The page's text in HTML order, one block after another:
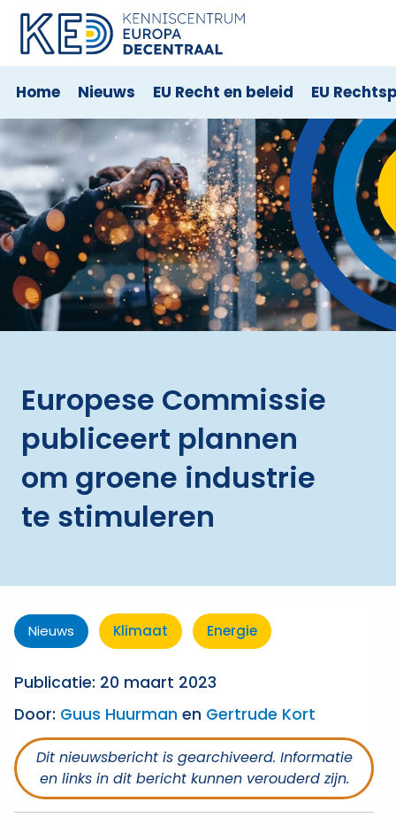
Home Nieuws EU Recht en beleid EU
Europese Commissie
publiceert plannen
om groene industrie
te stimuleren
Nieuws Klimaat Energie
Publicatie: 20 maart 2023
Door: Guus Huurman en Gertrude Kort
Dit nieuwsbericht is gearchiveerd. Informatie
en links in dit bericht kunnen verouderd zijn.